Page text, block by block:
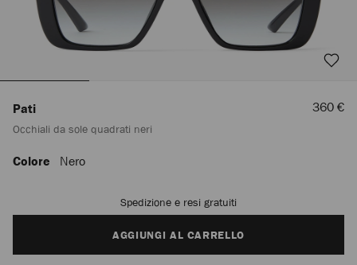
Pati
Occhiali da sole quadrati neri
Prezzo
360 €
https://row.jimmychoo.com/it_IT/donna/accessori/occhiali-
neri-
Colore Nero
to
Spedizione e resi gratuiti
AGGIUNGI AL CARRELLO